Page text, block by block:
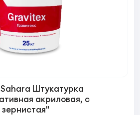
Штукатурка
акриловая, с